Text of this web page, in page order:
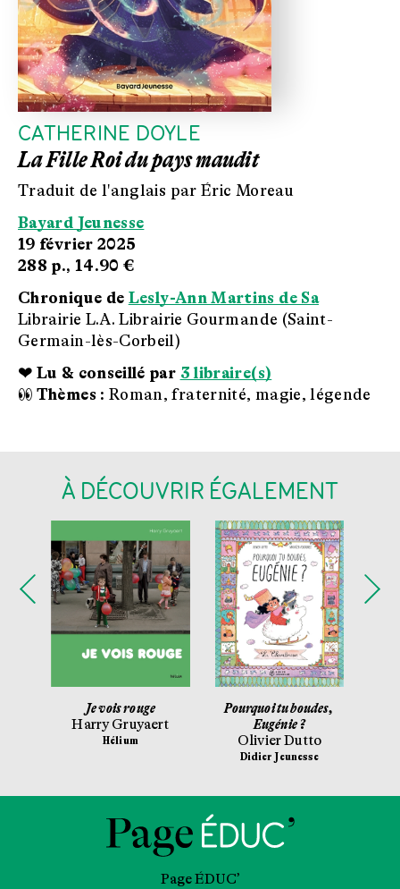
CATHERINE DOYLE
La Fille Roi du pays maudit
Traduit de l'anglais par Éric Moreau
Bayard Jeunesse
19 février 2025
288 p., 14.90 €
Chronique de Lesly-Ann Martins de Sa
Librairie L.A. Librairie Gourmande (Saint-
Germain-lès-Corbeil)
❤ Lu & conseillé par 3 libraire(s)
👀 Thèmes : Roman, fraternité, magie, légende
À DÉCOUVRIR ÉGALEMENT
Je vois rouge
Harry Gruyaert
Hélium
Pourquoi tu boudes,
Eugénie ?
Olivier Dutto
Didier Jeunesse
Page ÉDUC’